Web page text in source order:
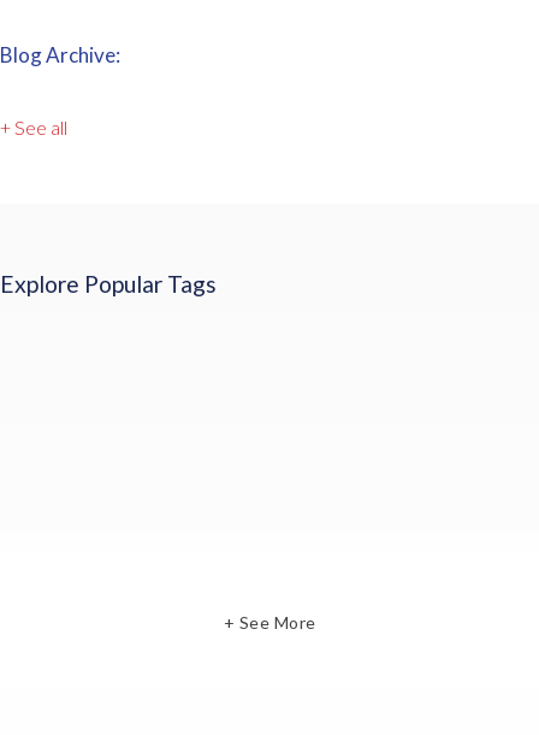
Blog Archive:
+ See all
Explore Popular Tags
+ See More